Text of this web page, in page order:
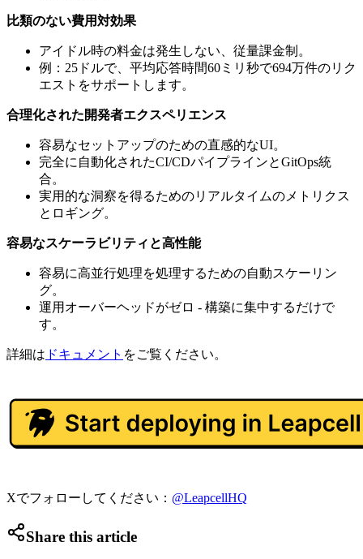
比類のない費用対効果
アイドル時の料金は発生しない、従量課金制。
例：25ドルで、平均応答時間60ミリ秒で694万件のリク
エストをサポートします。
合理化された開発者エクスペリエンス
容易なセットアップのための直感的なUI。
完全に自動化されたCI/CDパイプラインとGitOps統
合。
実用的な洞察を得るためのリアルタイムのメトリクス
とロギング。
容易なスケーラビリティと高性能
容易に高並行処理を処理するための自動スケーリン
グ。
運用オーバーヘッドがゼロ - 構築に集中するだけで
す。
詳細は ドキュメント をご覧ください。
Xでフォローしてください： @LeapcellHQ
Share this article